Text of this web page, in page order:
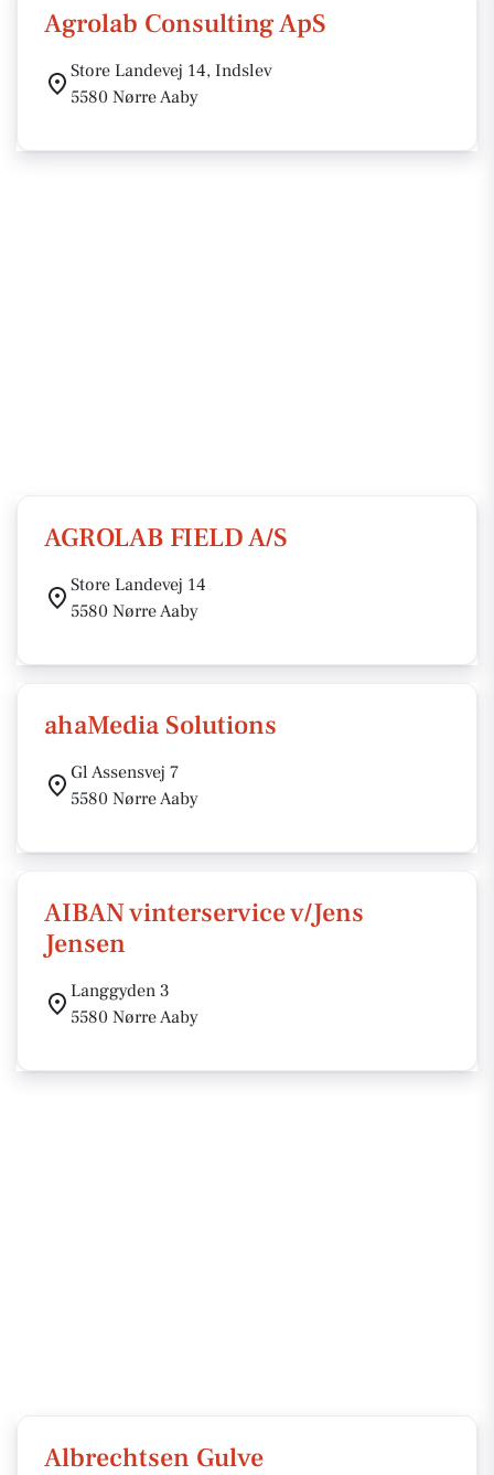
Agrolab Consulting ApS
Store Landevej 14, Indslev
5580 Nørre Aaby
AGROLAB FIELD A/S
Store Landevej 14
5580 Nørre Aaby
ahaMedia Solutions
Gl Assensvej 7
5580 Nørre Aaby
AIBAN vinterservice v/Jens
Jensen
Langgyden 3
5580 Nørre Aaby
Albrechtsen Gulve